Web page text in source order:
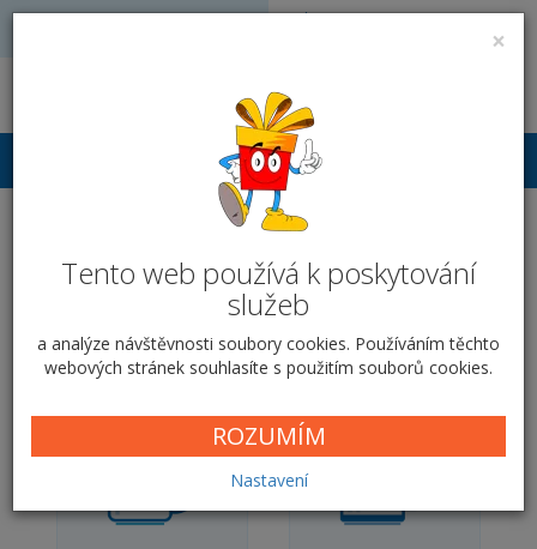
×
Tento web používá k poskytování
služeb
a analýze návštěvnosti soubory cookies. Používáním těchto
webových stránek souhlasíte s použitím souborů cookies.
ROZUMÍM
Nastavení
Volejte: 728 051 909
Přihlášení
Hrnek SRDCE pro
zamilované - Fotka v srdci
Hrnek SRDCE pro zamilované
Fotka v srdci